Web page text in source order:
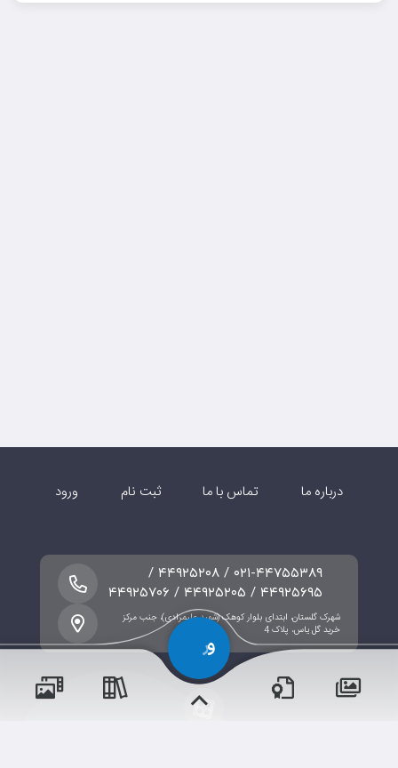
درباره ما تماس با ما ثبت نام ورود
شهرک گلستان، ابتدای بلوار کوهک (شهید علیمرادی)، جنب مرکز
خرید گل یاس، پلاک 4
۰۲۱-۴۴۷۵۵۳۸۹ / ۴۴۹۲۵۲۰۸ /
۴۴۹۲۵۶۹۵ / ۴۴۹۲۵۲۰۵ / ۴۴۹۲۵۷۰۶